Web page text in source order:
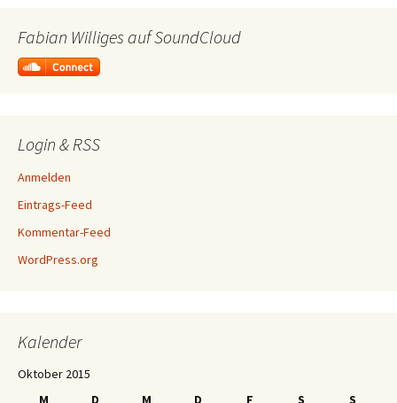
Fabian Williges auf SoundCloud
Login & RSS
Anmelden
Eintrags-Feed
Kommentar-Feed
WordPress.org
Kalender
Oktober 2015
M
D M D F S
S